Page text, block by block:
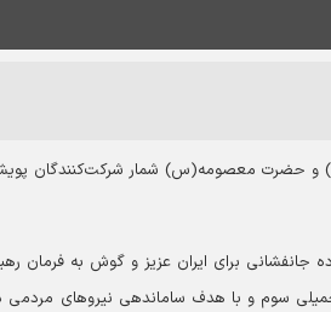
امام رضا(ع) آماده جانفشانی برای ایران عزیز و گوش به
سوم و با هدف ساماندهی نیروهای